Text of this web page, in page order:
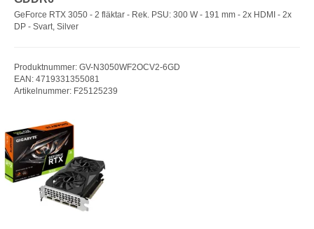
GeForce RTX 3050 - 2 fläktar - Rek. PSU: 300 W - 191 mm - 2x HDMI - 2x
DP - Svart, Silver
Produktnummer: GV-N3050WF2OCV2-6GD
EAN: 4719331355081
Artikelnummer: F25125239